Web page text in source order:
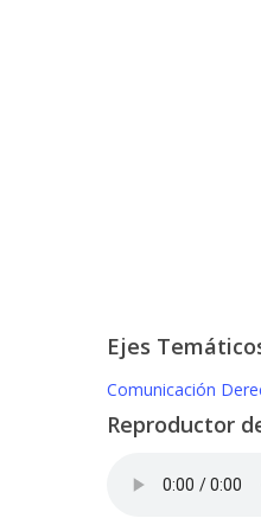
Ejes
Comunicación
Reproductor